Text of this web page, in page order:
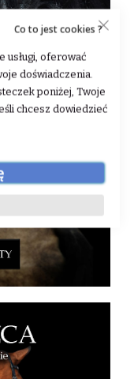
Co to jest cookies ?
usługi, oferować
doświadczenia.
poniżej, Twoje
chcesz dowiedzieć